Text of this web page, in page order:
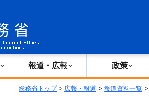
報道・広報 政策
総務省トップ> 広報・報道 > 報道資料一覧 >